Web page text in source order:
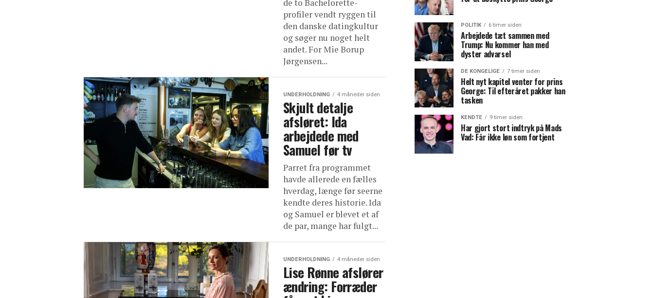
de to Bachelorette-
profiler vendt ryggen til
den danske datingkultur
og søger nu noget helt
andet. For Mie Borup
Jørgensen...
UNDERHOLDNING 4 måneder siden
Skjult detalje
afsløret: Ida
arbejdede med
Samuel før tv
Parret fra programmet
havde allerede en fælles
hverdag, længe før seerne
kendte deres historie. Ida
og Samuel er blevet et af
de par, mange har fulgt...
UNDERHOLDNING 4 måneder siden
Lise Rønne afslører
ændring: Forræder
POLITIK 6 timer siden
Arbejdede tæt sammen med
Trump: Nu kommer han med
dyster advarsel
DE KONGELIGE 7 timer siden
Helt nyt kapitel venter for prins
George: Til efteråret pakker han
tasken
KENDTE 9 timer siden
Har gjort stort indtryk på Mads
Vad: Får ikke løn som fortjent